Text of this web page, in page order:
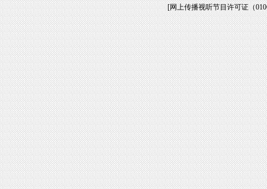
[网上传播视听节目许可证（